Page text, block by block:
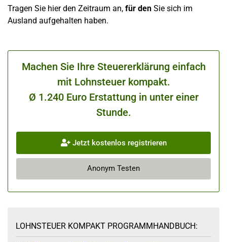
Tragen Sie hier den Zeitraum an, für den Sie sich im
Ausland aufgehalten haben.
Machen Sie Ihre Steuererklärung einfach
mit Lohnsteuer kompakt.
Ø 1.240 Euro Erstattung in unter einer
Stunde.
Jetzt kostenlos registrieren
Anonym Testen
LOHNSTEUER KOMPAKT PROGRAMMHANDBUCH: